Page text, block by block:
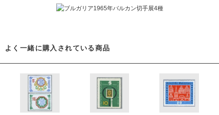
よく一緒に購入されている商品